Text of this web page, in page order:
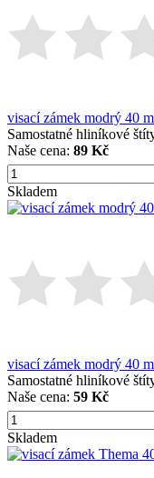
visací zámek modrý 40
Samostatné hliníkové
Naše cena: 89 Kč
Skladem
visací zámek modrý 40
Samostatné hliníkové
Naše cena: 59 Kč
Skladem